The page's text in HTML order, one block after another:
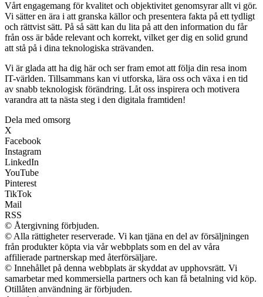
Vårt engagemang för kvalitet och objektivitet genomsyrar allt vi gör.
Vi sätter en ära i att granska källor och presentera fakta på ett tydligt
och rättvist sätt. På så sätt kan du lita på att den information du får
från oss är både relevant och korrekt, vilket ger dig en solid grund
att stå på i dina teknologiska strävanden.
Vi är glada att ha dig här och ser fram emot att följa din resa inom
IT-världen. Tillsammans kan vi utforska, lära oss och växa i en tid
av snabb teknologisk förändring. Låt oss inspirera och motivera
varandra att ta nästa steg i den digitala framtiden!
Dela med omsorg
X
Facebook
Instagram
LinkedIn
YouTube
Pinterest
TikTok
Mail
RSS
© Återgivning förbjuden.
© Alla rättigheter reserverade. Vi kan tjäna en del av försäljningen
från produkter köpta via vår webbplats som en del av våra
affilierade partnerskap med återförsäljare.
© Innehållet på denna webbplats är skyddat av upphovsrätt. Vi
samarbetar med kommersiella partners och kan få betalning vid köp.
Otillåten användning är förbjuden.